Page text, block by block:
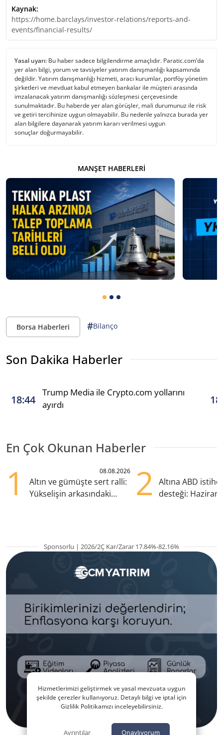
Kaynak:
https://home.barclays/investor-relations/reports-and-
events/financial-results/
Yasal uyarı: Bu haber sadece bilgilendirme amaçlıdır. Paratic.com’da
yer alan bilgi, yorum ve tavsiyeler yatırım danışmanlığı kapsamında
değildir. Yatırım danışmanlığı hizmeti, aracı kurumlar, portföy yönetim
şirketleri ve mevduat kabul etmeyen bankalar ile müşteri arasında
imzalanacak yatırım danışmanlığı sözleşmesi çerçevesinde
sunulmaktadır. Bu haberde yer alan görüşler, mali durumunuz ile risk
ve getiri tercihinize uygun olmayabilir. Bu nedenle yalnızca burada yer
alan bilgilere dayanarak yatırım kararı verilmesi uygun
sonuçlar doğurmayabilir.
MANŞET HABERLERI
Borsa Haberleri #Bilanço
Son Dakika Haberler
18:44
Trump Media ile Crypto.com yollarını
ayırdı
En Çok Okunan Haberler
1 08.08.2026
Altın ve gümüşte sert ralli:
Yükselişin arkasındaki
2
Altına ABD
desteği:
Sponsorlu | 2026/2Ç Kar/Zarar 17.84%-82.16%
Hizmetlerimizi geliştirmek ve yasal mevzuata uygun
şekilde çerezler kullanıyoruz. Detaylı bilgi ve iptal için
Gizlilik Politikamızı inceleyebilirsiniz.
Ayrıntılar Onaylıyorum